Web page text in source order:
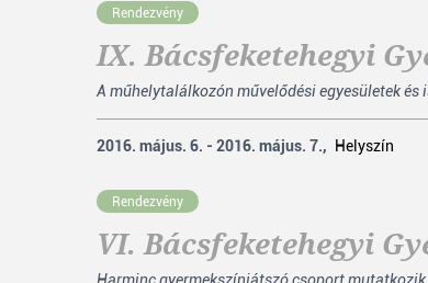
Rendezvény
IX. Bácsfeketehegyi
A műhelytalálkozón művelődési egyesületek
2016. május. 6. - 2016. május. 7., Helyszín
Rendezvény
VI. Bácsfeketehegyi